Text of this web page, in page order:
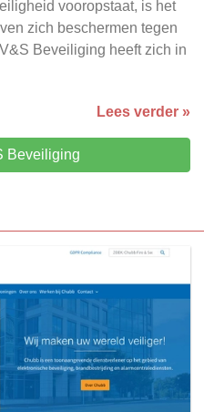
vooropstaat, is het
zich beschermen tegen
Beveiliging heeft zich in
Lees verder »
Beveiliging